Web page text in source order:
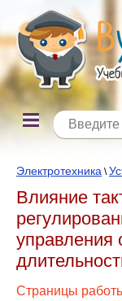
Электротехника \
Влияние
управления
Страницы